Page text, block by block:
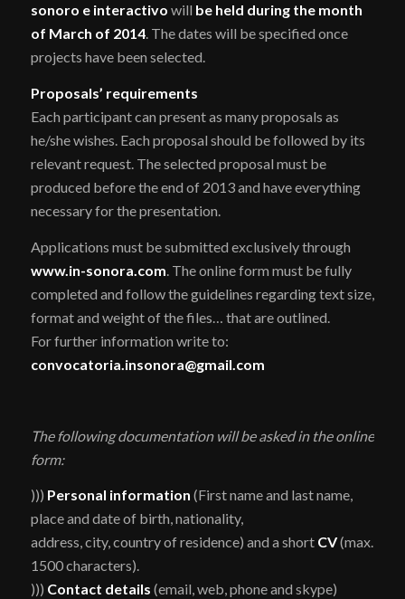
sonoro e interactivo will be held during the month
of March of 2014. The dates will be specified once
projects have been selected.
Proposals’ requirements
Each participant can present as many proposals as
he/she wishes. Each proposal should be followed by its
relevant request. The selected proposal must be
produced before the end of 2013 and have everything
necessary for the presentation.
Applications must be submitted exclusively through
www.in-sonora.com . The online form must be fully
completed and follow the guidelines regarding text size,
format and weight of the files… that are outlined.
For further information write to:
convocatoria.insonora@gmail.com
The following documentation will be asked in the online
form:
))) Personal information (First name and last name,
place and date of birth, nationality,
address, city, country of residence) and a short CV(max.
1500 characters).
))) Contact details (email, web, phone and skype)